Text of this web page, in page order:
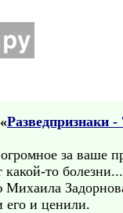
Разведпризнаки
за ваше
какой-то
его и ценили.